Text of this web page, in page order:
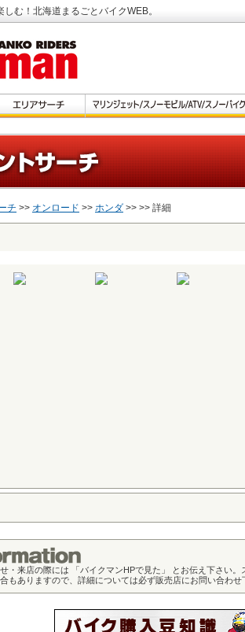
む！北海道まるごとバイクWEB。
チ >> オンロード >> ホンダ >> >> 詳細
・来店の際には 「バイクマンHPで見た」 とお伝え下さい
もありますので、詳細については必ず販売店にお問い合わせ